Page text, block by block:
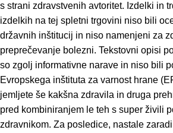
s strani zdravstvenih avtoritet. Izdelki in
izdelkih na tej spletni trgovini niso bili
državnih inštitucij in niso namenjeni za
preprečevanje bolezni. Tekstovni opisi
so zgolj informativne narave in niso bili
Evropskega inštituta za varnost hrane
jemljete še kakšna zdravila in druga
pred kombiniranjem le teh s super živili
zdravnikom. Za posledice, nastale